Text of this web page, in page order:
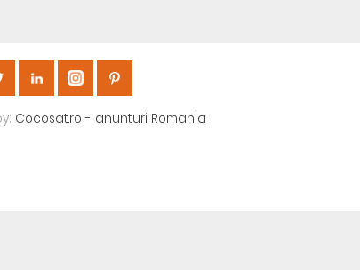
Cocosat.ro - anunturi Romania